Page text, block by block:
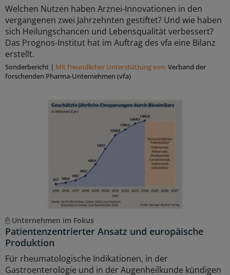
Welchen Nutzen haben Arznei-Innovationen in den
vergangenen zwei Jahrzehnten gestiftet? Und wie haben
sich Heilungschancen und Lebensqualität verbessert?
Das Prognos-Institut hat im Auftrag des vfa eine Bilanz
erstellt.
Sonderbericht | Mit freundlicher Unterstützung von:Verband der
forschenden Pharma-Unternehmen (vfa)
Unternehmen im Fokus
Patientenzentrierter Ansatz und europäische
Produktion
Für rheumatologische Indikationen, in der
Gastroenterologie und in der Augenheilkunde kündigen